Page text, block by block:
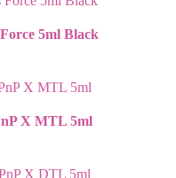
Force 5ml Black
X MTL 5ml